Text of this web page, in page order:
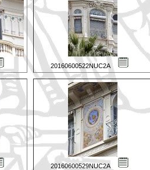
20160600522NUC2A
20160600529NUC2A